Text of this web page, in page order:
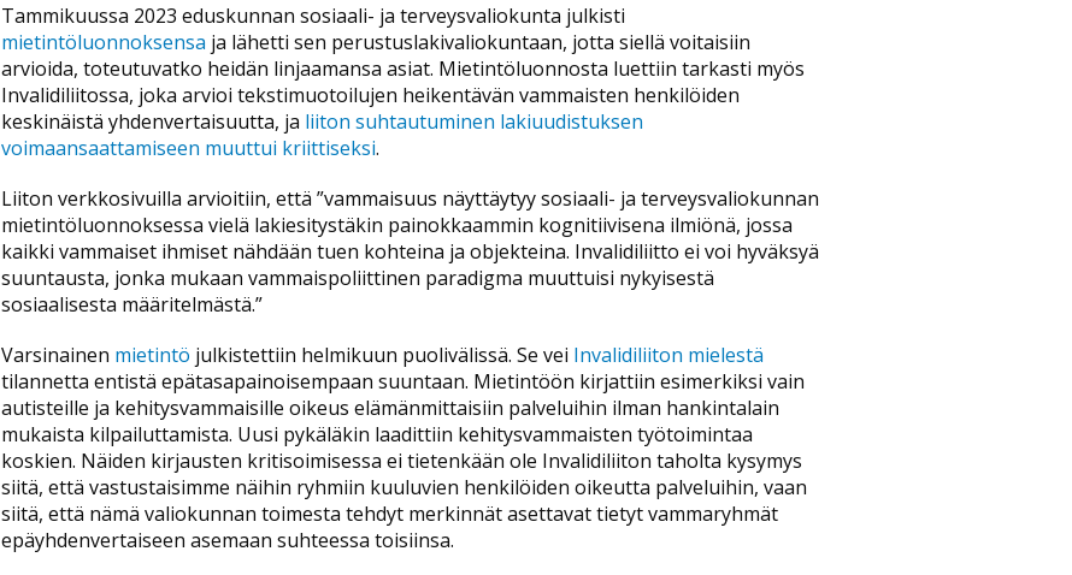
Tammikuussa 2023 eduskunnan sosiaali- ja terveysvaliokunta julkisti
mietintöluonnoksensa ja lähetti sen perustuslakivaliokuntaan, jotta siellä voitaisiin
arvioida, toteutuvatko heidän linjaamansa asiat. Mietintöluonnosta luettiin tarkasti myös
Invalidiliitossa, joka arvioi tekstimuotoilujen heikentävän vammaisten henkilöiden
keskinäistä yhdenvertaisuutta, ja liiton suhtautuminen lakiuudistuksen
voimaansaattamiseen muuttui kriittiseksi.
Liiton verkkosivuilla arvioitiin, että ”vammaisuus näyttäytyy sosiaali- ja terveysvaliokunnan
mietintöluonnoksessa vielä lakiesitystäkin painokkaammin kognitiivisena ilmiönä, jossa
kaikki vammaiset ihmiset nähdään tuen kohteina ja objekteina. Invalidiliitto ei voi hyväksyä
suuntausta, jonka mukaan vammaispoliittinen paradigma muuttuisi nykyisestä
sosiaalisesta määritelmästä.”
Varsinainen mietintö julkistettiin helmikuun puolivälissä. Se vei Invalidiliiton mielestä
tilannetta entistä epätasapainoisempaan suuntaan. Mietintöön kirjattiin esimerkiksi vain
autisteille ja kehitysvammaisille oikeus elämänmittaisiin palveluihin ilman hankintalain
mukaista kilpailuttamista. Uusi pykäläkin laadittiin kehitysvammaisten työtoimintaa
koskien. Näiden kirjausten kritisoimisessa ei tietenkään ole Invalidiliiton taholta kysymys
siitä, että vastustaisimme näihin ryhmiin kuuluvien henkilöiden oikeutta palveluihin, vaan
siitä, että nämä valiokunnan toimesta tehdyt merkinnät asettavat tietyt vammaryhmät
epäyhdenvertaiseen asemaan suhteessa toisiinsa.